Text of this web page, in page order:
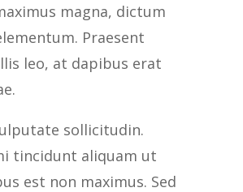
magna, dictum
Praesent
leo, at dapibus erat
sollicitudin.
tincidunt aliquam ut
est non maximus. Sed